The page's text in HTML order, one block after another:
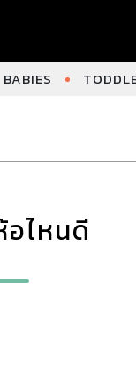
BABIES
ไหนดี